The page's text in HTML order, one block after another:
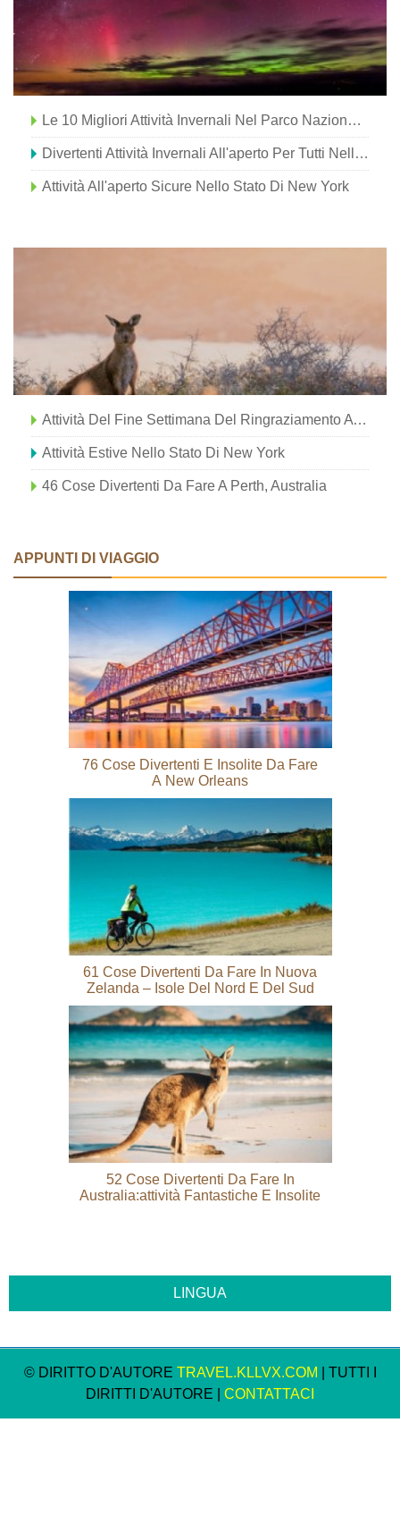
Le 10 Migliori Attività Invernali Nel Parco Nazionale Di Jasper
Divertenti Attività Invernali All'aperto Per Tutti Nello Stato Di New York
Attività All'aperto Sicure Nello Stato Di New York
Attività Del Fine Settimana Del Ringraziamento A New York
Attività Estive Nello Stato Di New York
46 Cose Divertenti Da Fare A Perth, Australia
APPUNTI DI VIAGGIO
76 Cose Divertenti E Insolite Da Fare
A New Orleans
61 Cose Divertenti Da Fare In Nuova
Zelanda – Isole Del Nord E Del Sud
52 Cose Divertenti Da Fare In
Australia:attività Fantastiche E Insolite
© DIRITTO D'AUTORE TRAVEL.KLLVX.COM | TUTTI I
DIRITTI D'AUTORE | CONTATTACI